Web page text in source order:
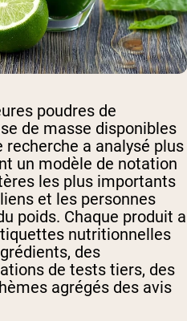
poudres de
de masse disponibles
recherche a analysé plus
un modèle de notation
les plus importants
et les personnes
poids. Chaque produit a
nutritionnelles
des
de tests tiers, des
agrégés des avis